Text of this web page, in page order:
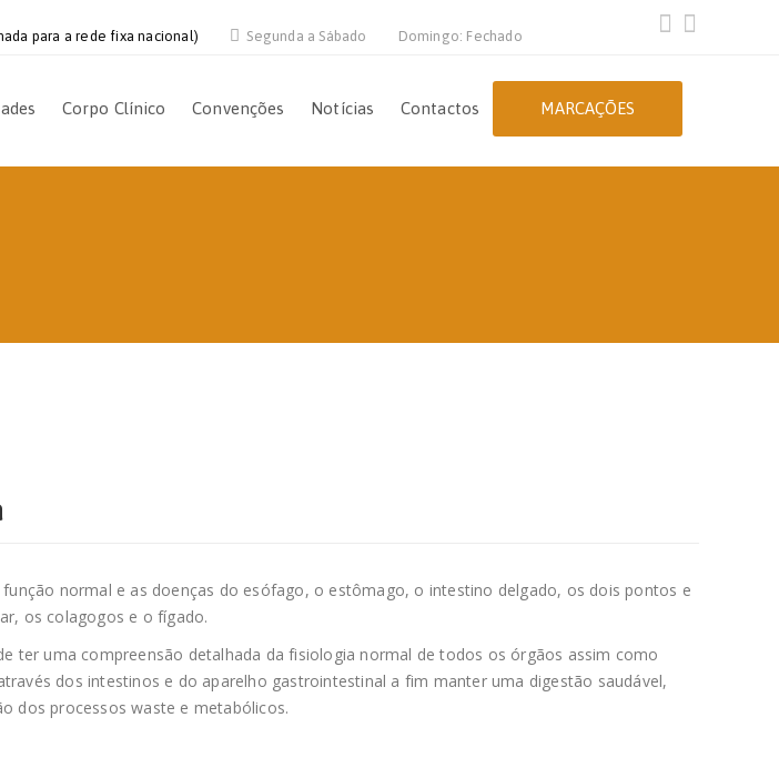
para a rede fixa nacional) Segunda a Sábado Domingo: Fechado
Corpo Clínico Convenções Notícias Contactos MARCAÇÕES
normal e as doenças do esófago, o estômago, o intestino delgado, os dois pontos e
os colagogos e o fígado.
ter uma compreensão detalhada da fisiologia normal de todos os órgãos assim como
dos intestinos e do aparelho gastrointestinal a fim manter uma digestão saudável,
dos processos waste e metabólicos.